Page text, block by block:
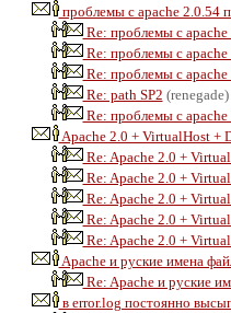
проблемы с apache 2.0.54
Re: проблемы с apache
Re: проблемы с apache
Re: проблемы с apache
Re: path SP2
Re: проблемы с apache
Apache 2.0 + VirtualHost +
Re: Apache 2.0 +
Re: Apache 2.0 +
Re: Apache 2.0 +
Re: Apache 2.0 +
Re: Apache 2.0 +
Apache и руские имена
Re: Apache и руские
в error.log постоянно